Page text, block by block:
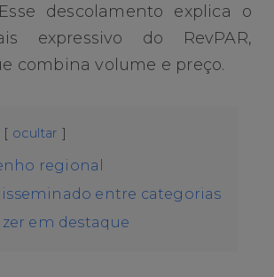
descolamento explica o
expressivo do RevPAR,
combina volume e preço.
ocultar
regional
entre categorias
em destaque